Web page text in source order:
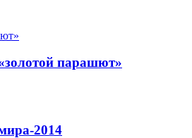
парашют»
2014